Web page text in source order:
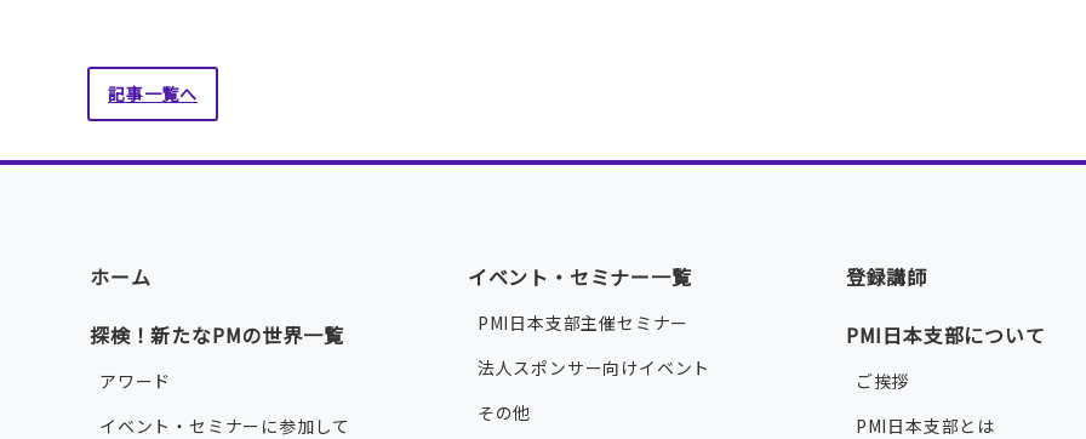
記事一覧へ
ホーム
探検！新たなPMの世界一覧
アワード
イベント・セミナーに参加して
イベント・セミナー一覧
PMI日本支部主催セミナー
法人スポンサー向けイベント
その他
登録講師
PMI日本支部について
ご挨拶
PMI日本支部とは